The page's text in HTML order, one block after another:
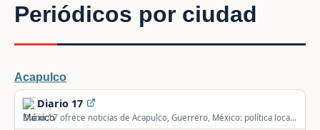
Periódicos por ciudad
Acapulco
Diario 17
Diario 17 ofrece noticias de Acapulco, Guerrero, México: política local,